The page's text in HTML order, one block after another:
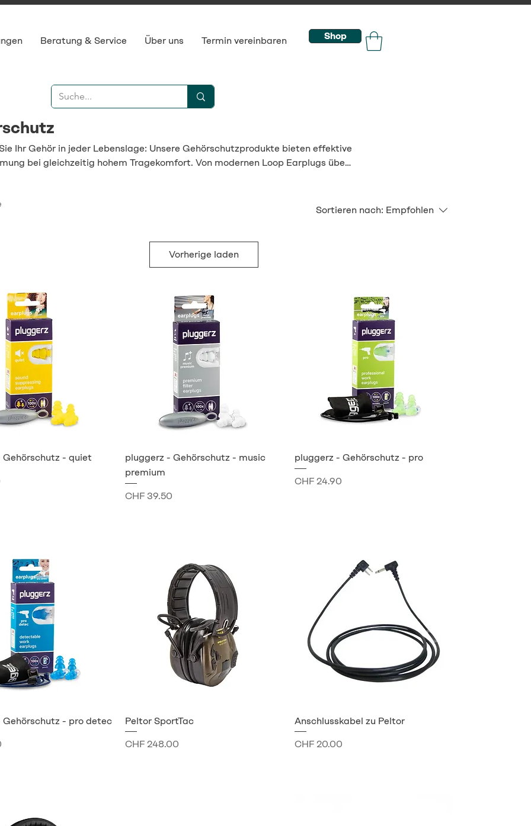
Beratung & Service Über uns Termin vereinbaren Shop
Ihr Gehör in jeder Lebenslage: Unsere Gehörschutzprodukte bieten effektive
bei gleichzeitig hohem Tragekomfort. Von modernen Loop Earplugs über
Sortieren nach: Empfohlen
Vorherige laden
Gehörschutz - quiet
pluggerz - Gehörschutz - music
premium
Preis
CHF 39.50
pluggerz - Gehörschutz - pro
Preis
CHF 24.90
Gehörschutz - pro detec Peltor SportTac
Preis
CHF 248.00
Anschlusskabel zu Peltor
Preis
CHF 20.00